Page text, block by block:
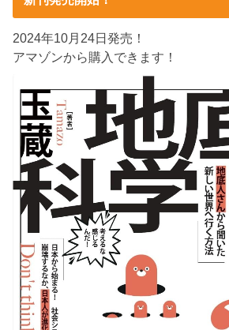
2024年10月24日発売！
アマゾンから購入できます！